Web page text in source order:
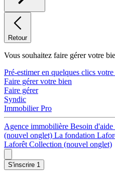
Retour
Vous souhaitez faire gérer votre
Pré-estimer en quelques clics votre
Faire gérer votre bien
Faire gérer
Syndic
Immobilier Pro
Agence immobilière Besoin d'aide
(nouvel onglet) La fondation
Laforêt Collection (nouvel onglet)
S'inscrire 1